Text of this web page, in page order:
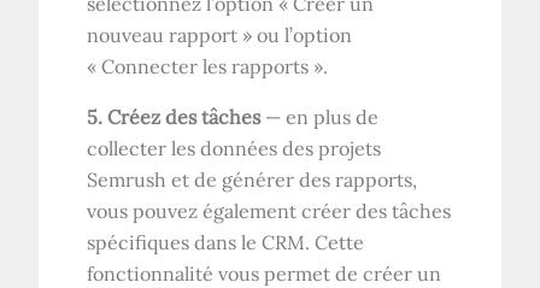
nouveau rapport » ou l’option
« Connecter les rapports ».
5. Créez des tâches — en plus de
collecter les données des projets
Semrush et de générer des rapports,
vous pouvez également créer des tâches
spécifiques dans le CRM. Cette
fonctionnalité vous permet de créer un